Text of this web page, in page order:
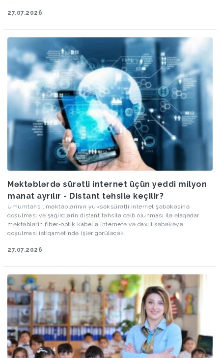
müasir yaradıcı sənayenin tələblərinə uyğun mütəxəssislərin
27.07.2026
Məktəblərdə sürətli internet üçün yeddi milyon
manat ayrılır - Distant təhsilə keçilir?
Ümumtəhsil məktəblərinin yüksəksürətli internet şəbəkəsinə
qoşulması və şagirdlərin distant təhsilə cəlb olunması ilə əlaqədar
məktəblərin fiber-optik kabellə internetə və daxili şəbəkəyə
qoşulması istiqamətində işlər görüləcək.
27.07.2026